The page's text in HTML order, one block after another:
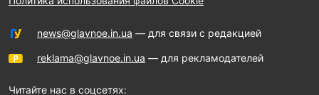
news@glavnoe.in.ua — для связи с редакцией
reklama@glavnoe.in.ua — для рекламодателей
Читайте нас в соцсетях: